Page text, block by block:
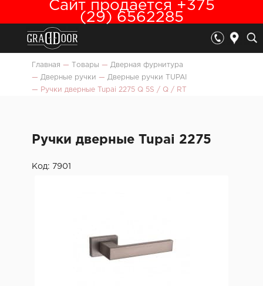
Сайт продается +375
(29) 6562285
Главная — Товары — Дверная фурнитура
— Дверные ручки — Дверные ручки TUPAI
—
Ручки дверные Tupai 2275 Q 5S / Q / RT
Ручки дверные Tupai 2275
Код: 7901